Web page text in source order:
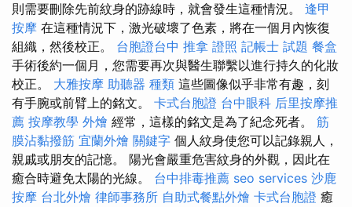
則需要刪除先前紋身的跡線時，就會發生這種情況。 逢甲
按摩 在這種情況下，激光破壞了色素，將在一個月內恢復
組織，然後校正。 台胞證台中 推拿 證照 記帳士 試題 餐盒
手術後約一個月，您需要再次與醫生聯繫以進行持久的化妝
校正。 大雅按摩 助聽器 種類 這些圖像似乎非常有趣，刻
有手腕或前臂上的銘文。 卡式台胞證 台中眼科 后里按摩推
薦 按摩教學 外燴 經常，這樣的銘文是為了紀念死者。 筋
膜沾黏撥筋 宜蘭外燴 關鍵字 個人紋身使您可以記錄親人，
親戚或朋友的記憶。 陽光會嚴重危害紋身的外觀，因此在
癒合時避免太陽的光線。 台中排毒推薦 seo services 沙鹿
按摩 台北外燴 律師事務所 自助式餐點外燴 卡式台胞證 癒